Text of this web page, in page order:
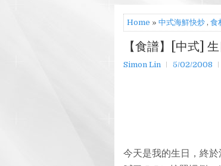
Home » 中式海鮮快炒 , 食
【食譜】[中式]
Simon Lin 5/02/2008
今天是我的生日，終